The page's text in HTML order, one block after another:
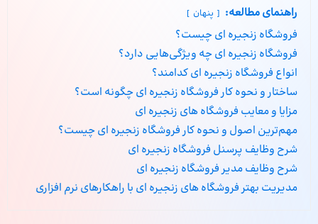
راهنمای مطالعه: پنهان
فروشگاه زنجیره ای چیست؟
فروشگاه زنجیره ای چه ویژگی‌هایی دارد؟
انواع فروشگاه زنجیره ای کدامند؟
ساختار و نحوه کار فروشگاه زنجیره ای چگونه است؟
مزایا و معایب فروشگاه های زنجیره ای
مهم‌ترین اصول و نحوه کار فروشگاه زنجیره ای چیست؟
شرح وظایف پرسنل فروشگاه زنجیره ای
شرح وظایف مدیر فروشگاه زنجیره ای
مدیریت بهتر فروشگاه های زنجیره ای با راهکارهای نرم افزاری